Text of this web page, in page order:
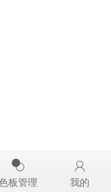
板管理 我的